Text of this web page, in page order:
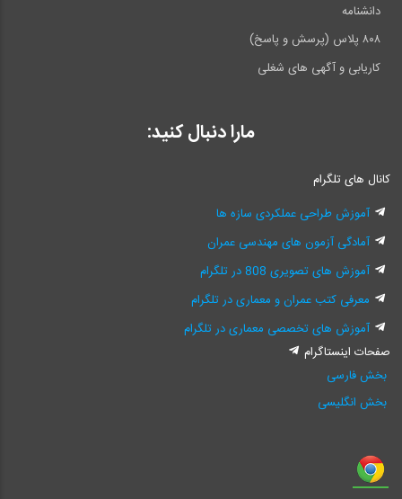
دانشنامه
۸۰۸ پلاس (پرسش و پاسخ)
کاریابی و آگهی های شغلی
مارا دنبال کنید:
کانال های تلگرام
آموزش طراحی عملکردی سازه ها
آمادگی آزمون های مهندسی عمران
آموزش های تصویری 808 در تلگرام
معرفی کتب عمران و معماری در تلگرام
آموزش های تخصصی معماری در تلگرام
صفحات اینستاگرام
بخش فارسی
بخش انگلیسی